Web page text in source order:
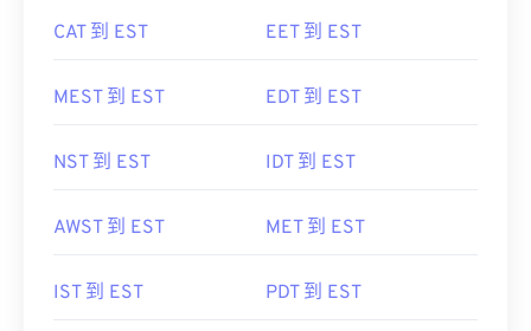
CAT 到 EST EET 到 EST
MEST 到 EST EDT 到 EST
NST 到 EST IDT 到 EST
AWST 到 EST MET 到 EST
IST 到 EST PDT 到 EST